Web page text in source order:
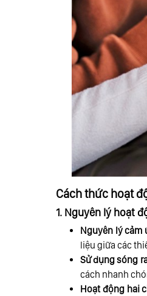
Cách thức hoạt
1. Nguyên lý hoạt
Nguyên lý cảm
liệu giữa các
Sử dụng sóng
cách nhanh
Hoạt động hai